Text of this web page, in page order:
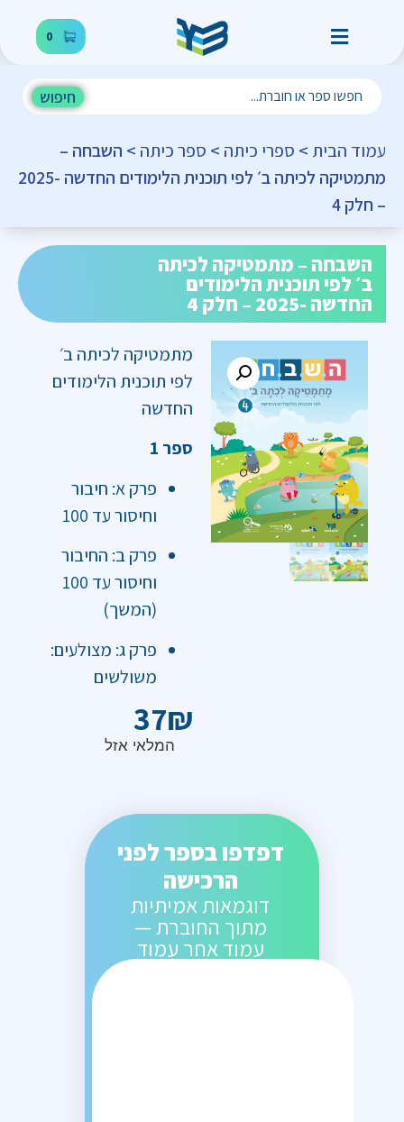
0
חיפוש
עמוד הבית > ספרי כיתה > ספר כיתה > השבחה –
מתמטיקה לכיתה ב׳ לפי תוכנית הלימודים החדשה -2025
– חלק 4
השבחה – מתמטיקה לכיתה
ב׳ לפי תוכנית הלימודים
החדשה -2025 – חלק 4
מתמטיקה לכיתה ב׳
לפי תוכנית הלימודים
החדשה
ספר 1
פרק א: חיבור
וחיסור עד 100
פרק ב: החיבור
וחיסור עד 100
(המשך)
פרק ג: מצולעים:
משולשים
37₪
המלאי אזל
דפדפו בספר לפני
הרכישה
דוגמאות אמיתיות
מתוך החוברת —
עמוד אחר עמוד